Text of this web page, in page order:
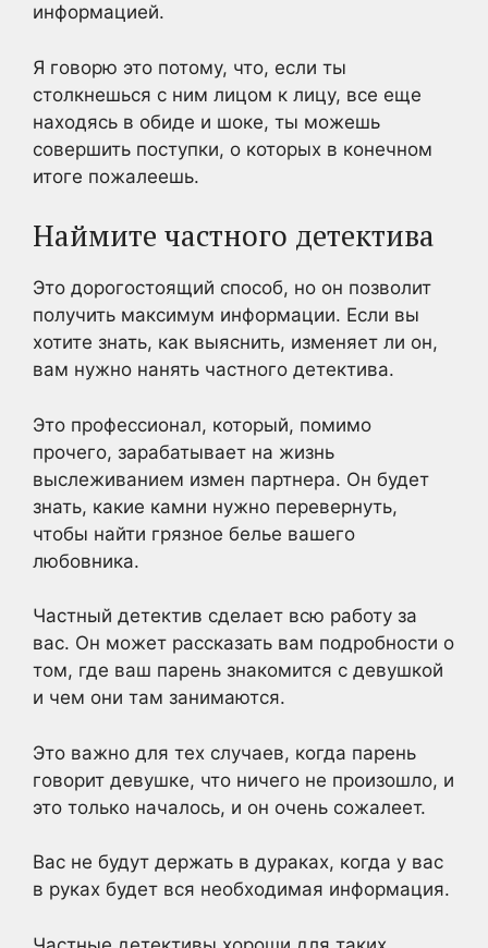
информацией.
Я говорю это потому, что, если ты
столкнешься с ним лицом к лицу, все еще
находясь в обиде и шоке, ты можешь
совершить поступки, о которых в конечном
итоге пожалеешь.
Наймите частного детектива
Это дорогостоящий способ, но он позволит
получить максимум информации. Если вы
хотите знать, как выяснить, изменяет ли он,
вам нужно нанять частного детектива.
Это профессионал, который, помимо
прочего, зарабатывает на жизнь
выслеживанием измен партнера. Он будет
знать, какие камни нужно перевернуть,
чтобы найти грязное белье вашего
любовника.
Частный детектив сделает всю работу за
вас. Он может рассказать вам подробности о
том, где ваш парень знакомится с девушкой
и чем они там занимаются.
Это важно для тех случаев, когда парень
говорит девушке, что ничего не произошло, и
это только началось, и он очень сожалеет.
Вас не будут держать в дураках, когда у вас
в руках будет вся необходимая информация.